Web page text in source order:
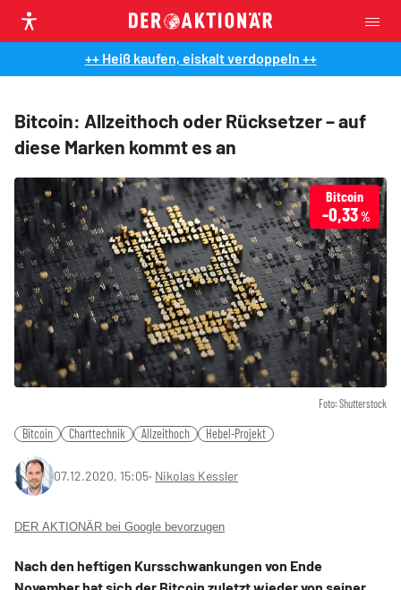
++ Heiß kaufen, eiskalt verdoppeln ++
Bitcoin: Allzeithoch oder Rücksetzer – auf
diese Marken kommt es an
Foto: Shutterstock
Bitcoin
-0,33%
Bitcoin Charttechnik Allzeithoch Hebel-Projekt
07.12.2020, 15:05‧ Nikolas Kessler
DER AKTIONÄR bei Google bevorzugen
Nach den heftigen Kursschwankungen von Ende